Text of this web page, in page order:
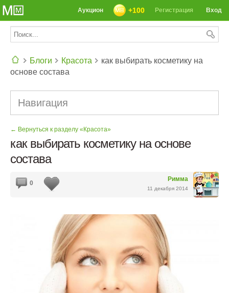
Вход
Регистрация
+100
Аукцион
Блоги Красота
как выбирать косметику на
основе состава
Навигация
← Вернуться к разделу «Красота»
как выбирать косметику на основе
состава
Римма
11 декабря 2014
0